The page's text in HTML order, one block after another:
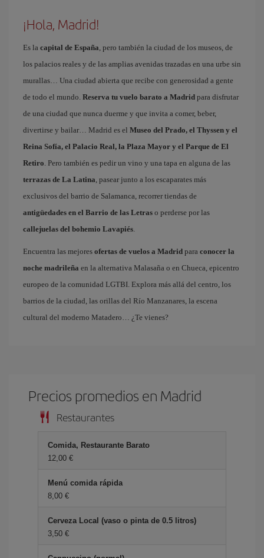
¡Hola, Madrid!
Es la capital de España, pero también la ciudad de los museos, de
los palacios reales y de las amplias avenidas trazadas en una urbe sin
murallas… Una ciudad abierta que recibe con generosidad a gente
de todo el mundo. Reserva tu vuelo barato a Madrid para disfrutar
de una ciudad que nunca duerme y que invita a comer, beber,
divertirse y bailar… Madrid es el Museo del Prado, el Thyssen y el
Reina Sofía, el Palacio Real, la Plaza Mayor y el Parque de El
Retiro. Pero también es pedir un vino y una tapa en alguna de las
terrazas de La Latina, pasear junto a los escaparates más
exclusivos del barrio de Salamanca, recorrer tiendas de
antigüedades en el Barrio de las Letras o perderse por las
callejuelas del bohemio Lavapiés.
Encuentra las mejores ofertas de vuelos a Madrid para conocer la
noche madrileña en la alternativa Malasaña o en Chueca, epicentro
europeo de la comunidad LGTBI. Explora más allá del centro, los
barrios de la ciudad, las orillas del Río Manzanares, la escena
cultural del moderno Matadero… ¿Te vienes?
Precios promedios en Madrid
Restaurantes
Comida, Restaurante Barato
12,00 €
Menú comida rápida
8,00 €
Cerveza Local (vaso o pinta de 0.5 litros)
3,50 €